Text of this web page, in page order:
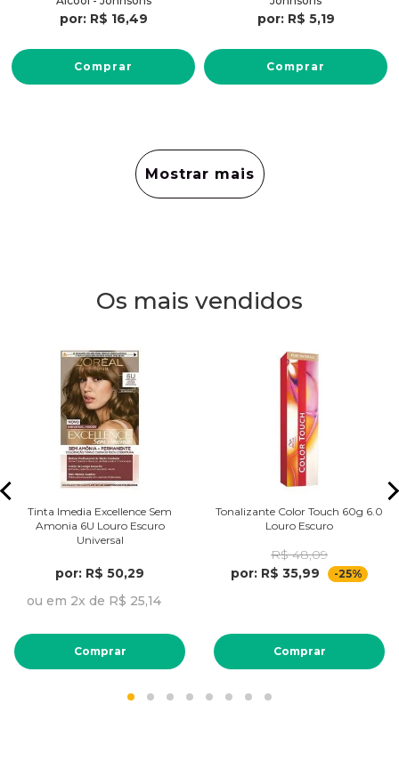
por: R$ 16,49
Comprar
por: R$ 5,19
Comprar
Mostrar mais
Os mais vendidos
Tinta Imedia Excellence Sem
Amonia 6U Louro Escuro
Universal
por: R$ 50,29
ou em 2x de R$ 25,14
Comprar
Tonalizante Color Touch 60g 6.0
Louro Escuro
R$ 48,09
por: R$ 35,99
-25%
Comprar